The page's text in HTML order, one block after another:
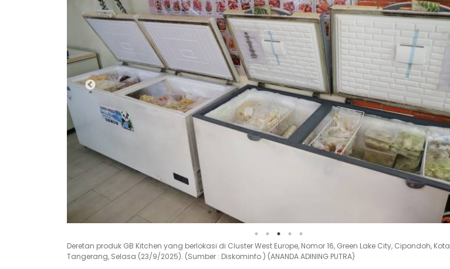
Deretan produk GB Kitchen yang berlokasi di Cluster West Europe, Nomor 16, Green Lake City, Cipondoh, Kota
Tangerang, Selasa (23/9/2025). (Sumber : Diskominfo ) (ANANDA ADINING PUTRA)